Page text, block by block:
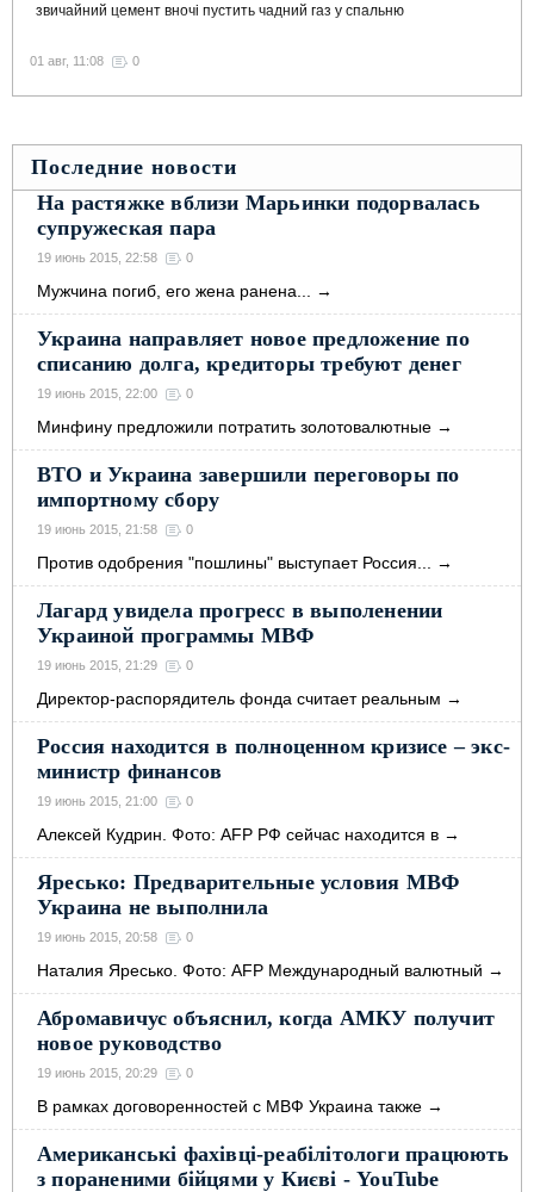
звичайний цемент вночі пустить чадний газ у спальню
01 авг, 11:08 0
Последние новости
На растяжке вблизи Марьинки подорвалась
супружеская пара
19 июнь 2015, 22:58 0
Мужчина погиб, его жена ранена... →
Украина направляет новое предложение по
списанию долга, кредиторы требуют денег
19 июнь 2015, 22:00 0
Минфину предложили потратить золотовалютные →
ВТО и Украина завершили переговоры по
импортному сбору
19 июнь 2015, 21:58 0
Против одобрения "пошлины" выступает Россия... →
Лагард увидела прогресс в выполенении
Украиной программы МВФ
19 июнь 2015, 21:29 0
Директор-распорядитель фонда считает реальным →
Россия находится в полноценном кризисе – экс-
министр финансов
19 июнь 2015, 21:00 0
Алексей Кудрин. Фото: AFP РФ сейчас находится в →
Яресько: Предварительные условия МВФ
Украина не выполнила
19 июнь 2015, 20:58 0
Наталия Яресько. Фото: AFP Международный валютный →
Абромавичус объяснил, когда АМКУ получит
новое руководство
19 июнь 2015, 20:29 0
В рамках договоренностей с МВФ Украина также →
Американські фахівці-реабілітологи працюють
з пораненими бійцями у Києві - YouTube